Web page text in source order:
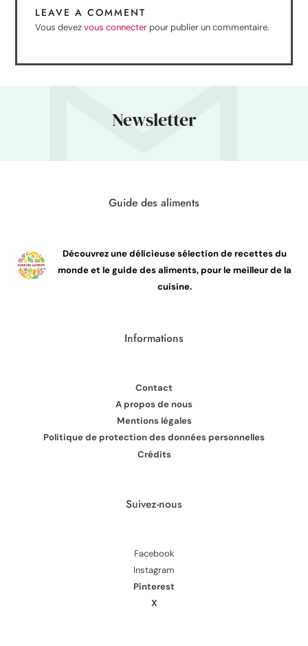
LEAVE A COMMENT
Vous devezvous connecter pour publier un commentaire.
Newsletter
Guide des aliments
Découvrez une délicieuse sélection de recettes du
monde et le guide des aliments, pour le meilleur de la
cuisine.
Informations
Contact
A propos de nous
Mentions légales
Politique de protection des données personnelles
Crédits
Suivez-nous
Facebook
Instagram
Pinterest
X